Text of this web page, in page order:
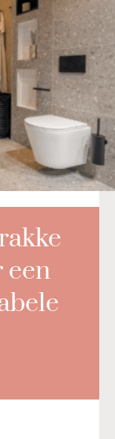
een